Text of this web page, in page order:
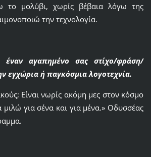
το μολύβι, χωρίς βέβαια λόγω της
την τεχνολογία.
έναν αγαπημένο σας στίχο/φράση/
εγχώρια ή παγκόσμια λογοτεχνία.
Είναι νωρίς ακόμη μες στον κόσμο
για σένα και για μένα.» Οδυσσέας